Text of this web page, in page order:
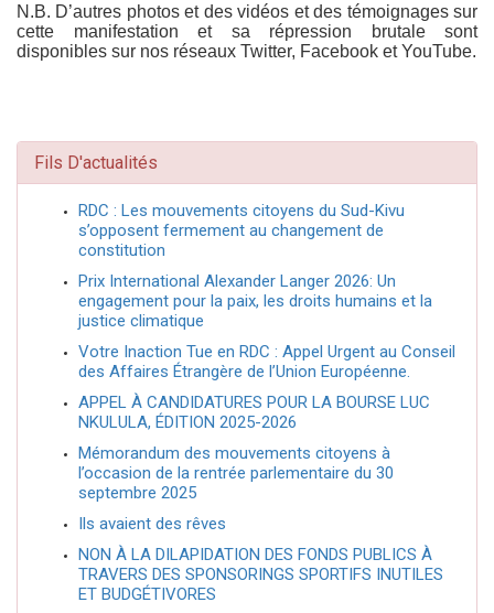
N.B. D’autres photos et des vidéos et des témoignages sur
cette manifestation et sa répression brutale sont
disponibles sur nos réseaux Twitter, Facebook et YouTube.
Fils D'actualités
RDC : Les mouvements citoyens du Sud-Kivu
s’opposent fermement au changement de
constitution
Prix International Alexander Langer 2026: Un
engagement pour la paix, les droits humains et la
justice climatique
Votre Inaction Tue en RDC : Appel Urgent au Conseil
des Affaires Étrangère de l’Union Européenne.
APPEL À CANDIDATURES POUR LA BOURSE LUC
NKULULA, ÉDITION 2025-2026
Mémorandum des mouvements citoyens à
l’occasion de la rentrée parlementaire du 30
septembre 2025
Ils avaient des rêves
NON À LA DILAPIDATION DES FONDS PUBLICS À
TRAVERS DES SPONSORINGS SPORTIFS INUTILES
ET BUDGÉTIVORES